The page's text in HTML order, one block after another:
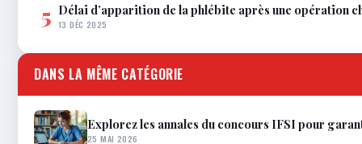
5 Délai d’apparition de la phlébite après une opération
13 DÉC 2025
DANS LA MÊME CATÉGORIE
Explorez les annales du concours IFSI pour
25 MAI 2026